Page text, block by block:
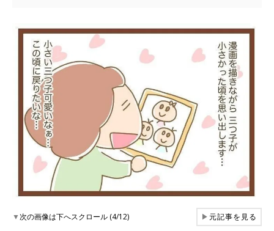
▼次の画像は下へスクロール (4/12) ▶元記事を見る